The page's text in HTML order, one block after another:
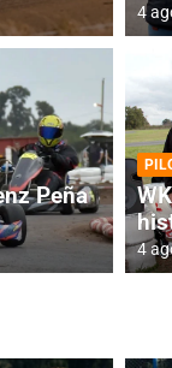
RMC BUENOS AIRES
Peña
4
4